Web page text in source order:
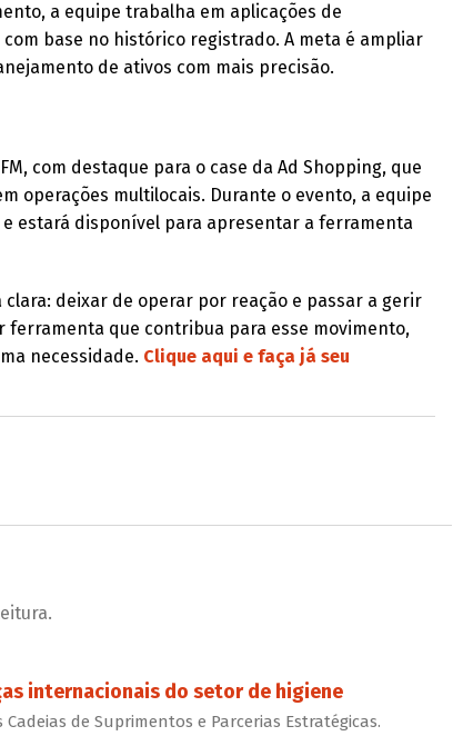
a equipe trabalha em aplicações de
base no histórico registrado. A meta é ampliar
de ativos com mais precisão.
com destaque para o case da Ad Shopping, que
operações multilocais. Durante o evento, a equipe
estará disponível para apresentar a ferramenta
deixar de operar por reação e passar a gerir
ferramenta que contribua para esse movimento,
necessidade. Clique aqui e faça já seu
internacionais do setor de higiene
de Suprimentos e Parcerias Estratégicas.